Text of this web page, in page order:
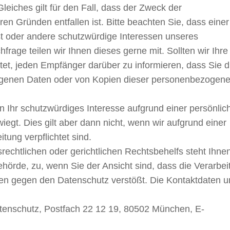
gilt für den Fall, dass der Zweck der
Gründen entfallen ist. Bitte beachten Sie, dass einer
andere schutzwürdige Interessen unseres
teilen wir Ihnen dieses gerne mit. Sollten wir
jeden Empfänger darüber zu informieren, dass Sie
Daten oder von Kopien dieser
Ihr schutzwürdiges Interesse aufgrund einer
Dies gilt aber dann nicht, wenn wir aufgrund einer
verpflichtet sind.
oder gerichtlichen Rechtsbehelfs steht
zu, wenn Sie der Ansicht sind, dass die
gegen den Datenschutz verstößt. Die Kontaktdaten
Postfach 22 12 19, 80502 München, E-